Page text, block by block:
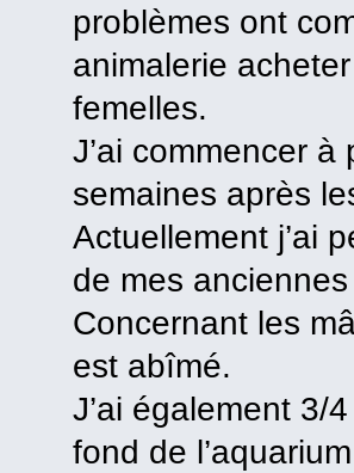
problèmes ont
animalerie
femelles.
J’ai commencer
semaines après
Actuellement j’ai
de mes
Concernant les
est abîmé.
J’ai également 3/
fond de